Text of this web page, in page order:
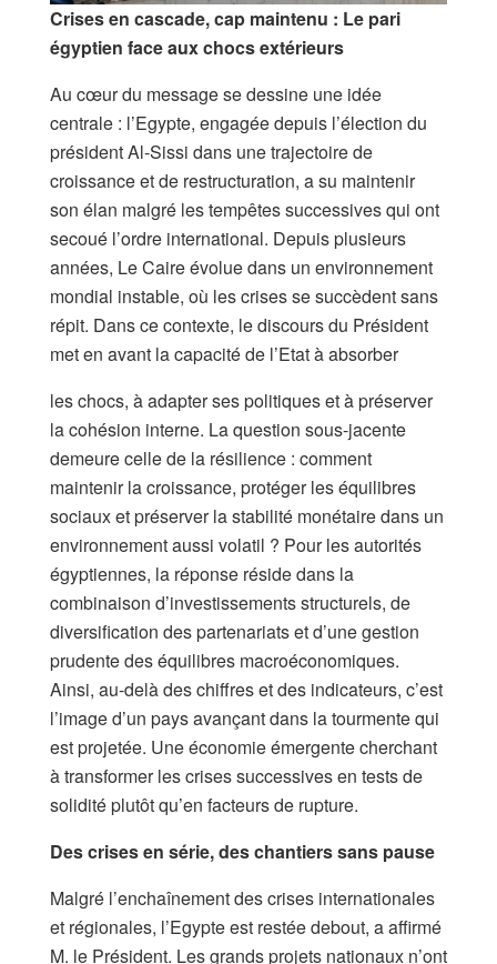
Crises en cascade, cap maintenu : Le pari
égyptien face aux chocs extérieurs
Au cœur du message se dessine une idée
centrale : l’Egypte, engagée depuis l’élection du
président Al-Sissi dans une trajectoire de
croissance et de restructuration, a su maintenir
son élan malgré les tempêtes successives qui ont
secoué l’ordre international. Depuis plusieurs
années, Le Caire évolue dans un environnement
mondial instable, où les crises se succèdent sans
répit. Dans ce contexte, le discours du Président
met en avant la capacité de l’Etat à absorber
les chocs, à adapter ses politiques et à préserver
la cohésion interne. La question sous-jacente
demeure celle de la résilience : comment
maintenir la croissance, protéger les équilibres
sociaux et préserver la stabilité monétaire dans un
environnement aussi volatil ? Pour les autorités
égyptiennes, la réponse réside dans la
combinaison d’investissements structurels, de
diversification des partenariats et d’une gestion
prudente des équilibres macroéconomiques.
Ainsi, au-delà des chiffres et des indicateurs, c’est
l’image d’un pays avançant dans la tourmente qui
est projetée. Une économie émergente cherchant
à transformer les crises successives en tests de
solidité plutôt qu’en facteurs de rupture.
Des crises en série, des chantiers sans pause
Malgré l’enchaînement des crises internationales
et régionales, l’Egypte est restée debout, a affirmé
M. le Président. Les grands projets nationaux n’ont